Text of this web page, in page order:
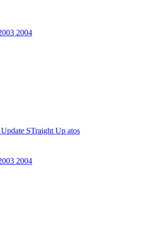
2004
STraight Up atos
2004